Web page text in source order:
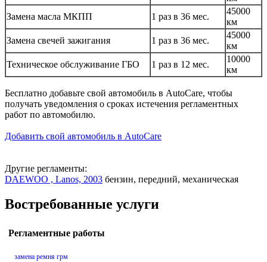
Замена масла МКПП
1 раз в 36 мес.
45000
км
Замена свечей зажигания
1 раз в 36 мес.
45000
км
Техническое обслуживание ГБО
1 раз в 12 мес.
10000
км
Бесплатно добавьте свой автомобиль в AutoCare, чтобы
получать уведомления о сроках истечения регламентных
работ по автомобилю.
Добавить свой автомобиль в AutoCare
Другие регламенты:
DAEWOO , Lanos, 2003 бензин, передний, механическая
Востребованные услуги
Регламентные работы
замена ремня грм